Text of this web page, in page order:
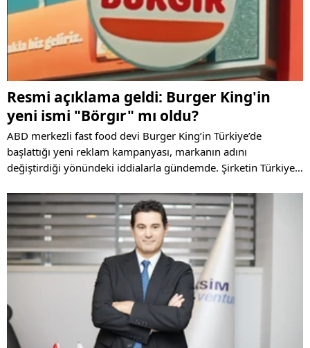
Resmi açıklama geldi: Burger King'in
yeni ismi "Börgır" mı oldu?
ABD merkezli fast food devi Burger King’in Türkiye’de
başlattığı yeni reklam kampanyası, markanın adını
değiştirdiği yönündeki iddialarla gündemde. Şirketin Türkiye
yönelik resmi açıklama yaptı.